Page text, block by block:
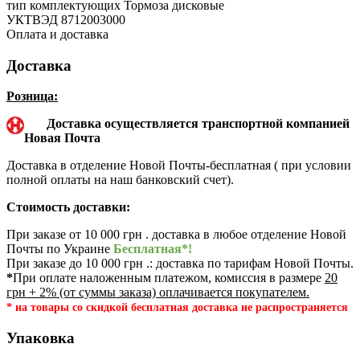
тип комплектующих Тормоза дисковые
УКТВЭД 8712003000
Оплата и доставка
Доставка
Розница:
Доставка осуществляется транспортной компанией
Новая Почта
Доставка в отделение Новой Почты-бесплатная ( при условии
полной оплаты на наш банковский счет).
Стоимость доставки:
При заказе от 10 000 грн . доставка в любое отделение Новой
Почты по Украине Бесплатная*!
При заказе до 10 000 грн .: доставка по тарифам Новой Почты.
*При оплате наложенным платежом, комиссия в размере 20
грн + 2% (от суммы заказа) оплачивается покупателем.
* на товары со скидкой бесплатная доставка не распространяется
Упаковка